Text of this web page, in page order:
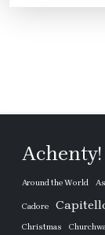
Achenty!
Around the World
Cadore
Christmas